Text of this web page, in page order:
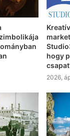
hogy
2026,